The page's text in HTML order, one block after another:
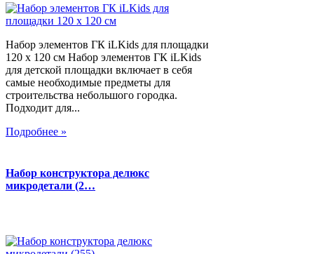
Набор элементов ГК iLKids для площадки
120 х 120 см Набор элементов ГК iLKids
для детской площадки включает в себя
самые необходимые предметы для
строительства небольшого городка.
Подходит для...
Подробнее »
Набор конструктора делюкс
микродетали (2…